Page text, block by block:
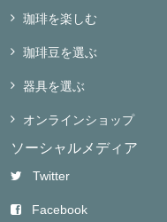
珈琲を楽しむ
珈琲豆を選ぶ
器具を選ぶ
オンラインショップ
ソーシャルメディア
Twitter
Facebook